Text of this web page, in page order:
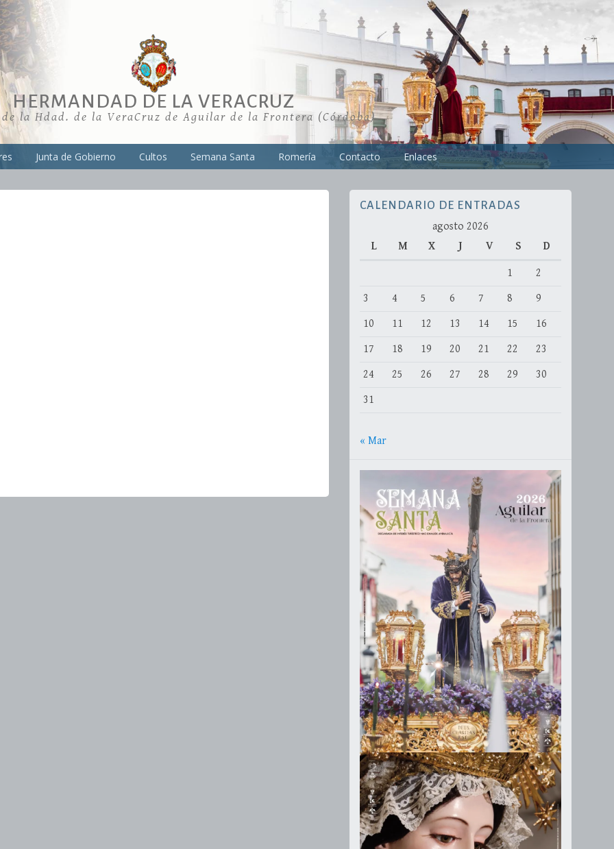
HERMANDAD DE LA VERACRUZ
la Hdad. de la VeraCruz de Aguilar de la Frontera (Córdoba)
Junta de Gobierno Cultos Semana Santa Romería Contacto Enlaces
CALENDARIO DE ENTRADAS
agosto 2026
L
M X J V S D
1
2
3
4 5 6 7 8
9
10
11 12 13 14 15
16
17
18 19 20 21 22
23
24
25 26 27 28 29
30
31
« Mar